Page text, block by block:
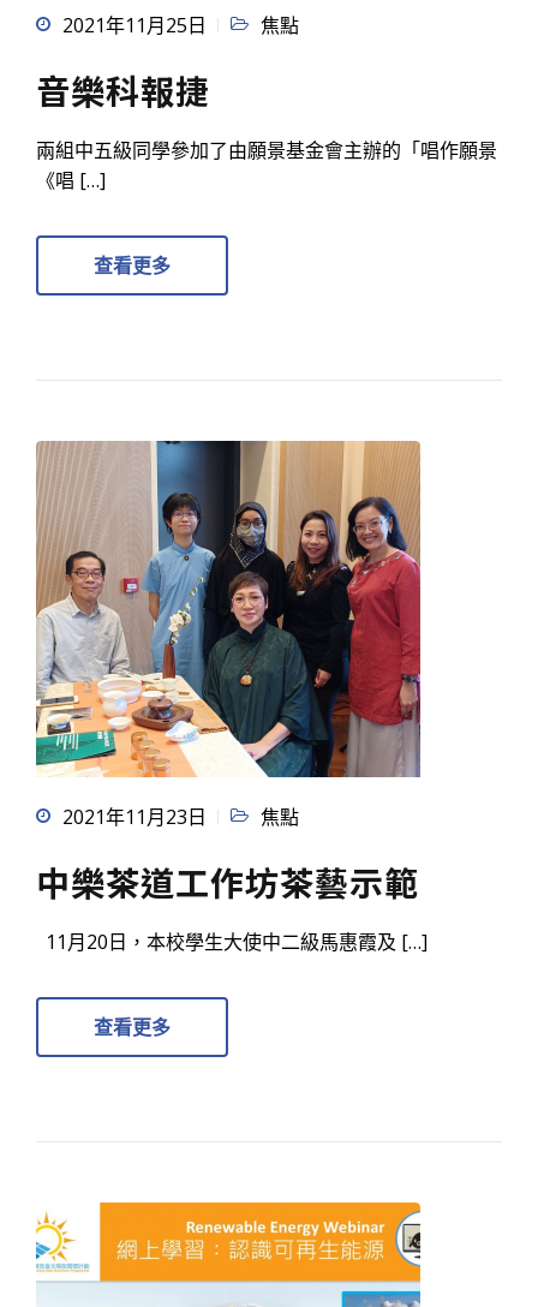
2021年11月25日 焦點
音樂科報捷
兩組中五級同學參加了由願景基金會主辦的「唱作願景
《唱 […]
查看更多
2021年11月23日 焦點
中樂茶道工作坊茶藝示範
11月20日，本校學生大使中二級馬惠霞及 […]
查看更多